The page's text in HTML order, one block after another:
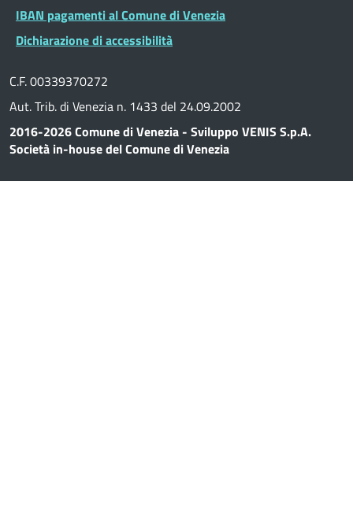
IBAN pagamenti al Comune di Venezia
Dichiarazione di accessibilità
C.F. 00339370272
Aut. Trib. di Venezia n. 1433 del 24.09.2002
2016-2026 Comune di Venezia - Sviluppo VENIS S.p.A.
Società in-house del Comune di Venezia